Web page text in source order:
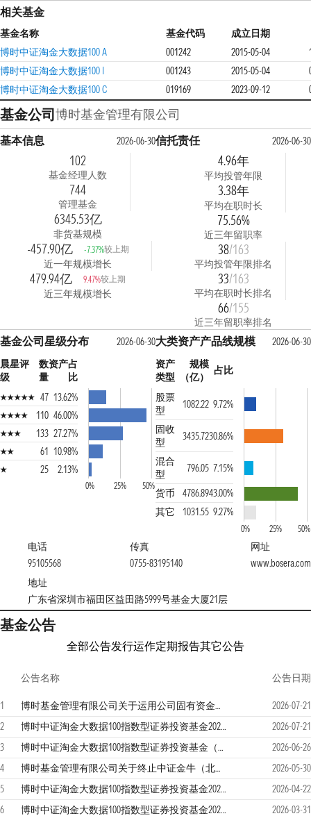
相关基金
基金名称 基金代码
成立日期
博时中证淘金大数据100 A
001242 2015-05-04
博时中证淘金大数据100 I
001243 2015-05-04
博时中证淘金大数据100 C
019169 2023-09-12
基金公司博时基金管理有限公司
基本信息 2026-06-30
102
基金经理人数
744
管理基金
6345.53亿
非货基规模
-457.90亿 -7.37%较上期
近一年规模增长
479.94亿 9.47%较上期
近三年规模增长
信托责任 2026-06-30
4.96年
平均投管年限
3.38年
平均在职时长
75.56%
近三年留职率
38/163
平均投管年限排名
33/163
平均在职时长排名
66/155
近三年留职率排名
基金公司星级分布
2026-06-30
晨星评
级
数
量
资产占
比
47 13.62%
110 46.00%
133 27.27%
61 10.98%
25
2.13%
0% 25% 50%
大类资产产品线规模
2026-06-30
资产
类型
规模
（亿）
占比
股票
型
1082.22 9.72%
固收
型
3435.7230.86%
混合
型
796.05 7.15%
货币
4786.8943.00%
其它
1031.55 9.27%
0% 25% 50%
电话
95105568
传真
0755-83195140
网址
www.bosera.com
地址
广东省深圳市福田区益田路5999号基金大厦21层
基金公告
全部公告发行运作定期报告其它公告
公告名称 公告日期
1 博时基金管理有限公司关于运用公司固有资金投资旗下权益类公募基金的公告
2026-07-21
2
博时中证淘金大数据100指数型证券投资基金2026年第2季度报告
2026-07-21
3
博时中证淘金大数据100指数型证券投资基金（博时中证淘金大数据100I）基金产品资料概要更新
2026-06-26
4
博时基金管理有限公司关于终止中证金牛（北京）基金销售有限公司办理旗下基金销售业务的公告
2026-05-30
5
博时中证淘金大数据100指数型证券投资基金2026年第1季度报告
2026-04-22
6
博时中证淘金大数据100指数型证券投资基金2025年年度报告 2026-03-31